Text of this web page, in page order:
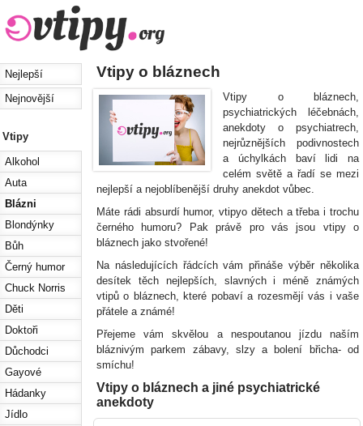
Vtipy o bláznech
Vtipy o bláznech,
psychiatrických léčebnách,
anekdoty o psychiatrech,
nejrůznějších podivnostech
a úchylkách baví lidi na
celém světě a řadí se mezi
nejlepší a nejoblíbenější druhy anekdot vůbec.
Máte rádi absurdí humor, vtipyo dětech a třeba i trochu
černého humoru? Pak právě pro vás jsou vtipy o
bláznech jako stvořené!
Na následujících řádcích vám přináše výběr několika
desítek těch nejlepších, slavných i méně známých
vtipů o bláznech, které pobaví a rozesmějí vás i vaše
přátele a známé!
Přejeme vám skvělou a nespoutanou jízdu naším
bláznivým parkem zábavy, slzy a bolení břicha- od
smíchu!
Vtipy o bláznech a jiné psychiatrické
anekdoty
Nejlepší
Nejnovější
Vtipy
Alkohol
Auta
Blázni
Blondýnky
Bůh
Černý humor
Chuck Norris
Děti
Doktoři
Důchodci
Gayové
Hádanky
Jídlo